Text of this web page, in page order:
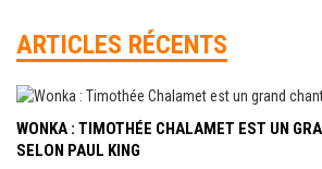
ARTICLES RÉCENTS
WONKA : TIMOTHÉE CHALAMET EST UN
SELON PAUL KING